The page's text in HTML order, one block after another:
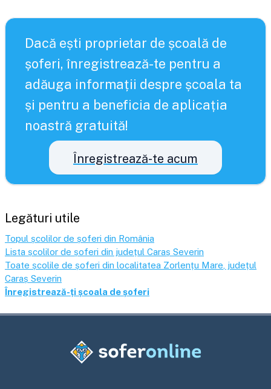
Dacă ești proprietar de școală de
șoferi, înregistrează-te pentru a
adăuga informații despre școala ta
și pentru a beneficia de aplicația
noastră gratuită!
Înregistrează-te acum
Legături utile
Topul școlilor de șoferi din România
Lista școlilor de șoferi din județul Caraș Severin
Toate școlile de șoferi din localitatea Zorlențu Mare , județul
Caraș Severin
Înregistrează-ți școala de șoferi